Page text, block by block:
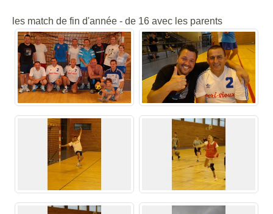
les match de fin d'année - de 16 avec les parents